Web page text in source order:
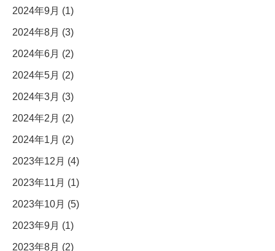
2024年9月 (1)
2024年8月 (3)
2024年6月 (2)
2024年5月 (2)
2024年3月 (3)
2024年2月 (2)
2024年1月 (2)
2023年12月 (4)
2023年11月 (1)
2023年10月 (5)
2023年9月 (1)
2023年8月 (2)